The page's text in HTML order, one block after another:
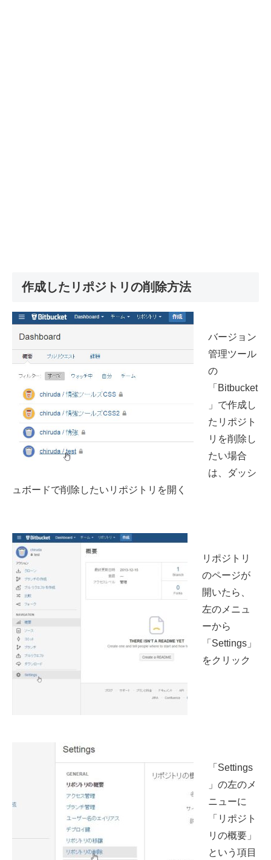
作成したリポジトリの削除方法
バージョン
管理ツール
の
「Bitbucket
」で作成し
たリポジト
リを削除し
たい場合
は、ダッシ
ュボードで削除したいリポジトリを開く
リポジトリ
のページが
開いたら、
左のメニュ
ーから
「Settings」
をクリック
「Settings
」の左のメ
ニューに
「リポジト
リの概要」
という項目